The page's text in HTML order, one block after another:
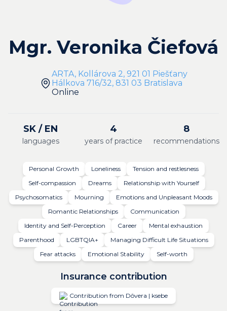
Mgr. Veronika Čiefová
ARTA, Kollárova 2, 921 01 Piešťany
Hálkova 716/32, 831 03 Bratislava
Online
SK / EN
languages
4
years of practice
8
recommendations
Personal Growth Loneliness
Tension and restlesness
Self-compassion
Dreams
Relationship with Yourself
Psychosomatics
Mourning
Emotions and Unpleasant Moods
Romantic Relationships
Communication
Identity and Self-Perception
Career
Mental exhaustion
Parenthood
LGBTQIA+
Managing Difficult Life Situations
Fear attacks
Emotional Stability Self-worth
Insurance contribution
Contribution from Dôvera | ksebe